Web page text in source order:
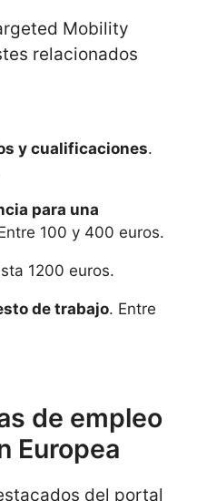
Mobility
relacionados
y cualificaciones.
para una
100 y 400 euros.
1200 euros.
de trabajo. Entre
de empleo
Europea
del portal